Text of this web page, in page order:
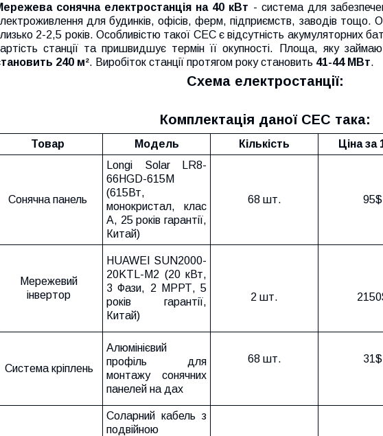
сонячна електростанція на 40 кВт - система для
для будинків, офісів, ферм, підприємств, заводів тощо.
2-2,5 років. Особливістю такої СЕС є відсутність акумуляторних
станції та пришвидшує термін її окупності. Площа, яку
240 м². Виробіток станції протягом року становить 41-44 МВт.
Схема електростанції:
Комплектація даної СЕС така:
Товар Модель Кількість Ціна за
Сонячна панель
Longi Solar LR8-
66HGD-615M
(615Вт,
монокристал, клас
А, 25 років гарантії,
Китай)
68 шт. 95$
Мережевий
інвертор
HUAWEI SUN2000-
20KTL-М2 (20 кВт,
3 Фази, 2 МРРТ, 5
років гарантії,
Китай)
2 шт.
Система кріплень
Алюмінієвий
профіль для
монтажу сонячних
панелей на дах
68 шт.
31$
Соларний кабель з
подвійною